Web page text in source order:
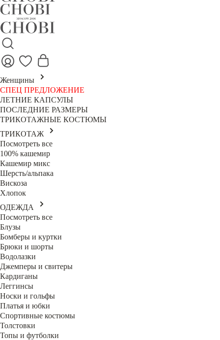
Женщины
СПЕЦ ПРЕДЛОЖЕНИЕ
ЛЕТНИЕ КАПСУЛЫ
ПОСЛЕДНИЕ РАЗМЕРЫ
ТРИКОТАЖНЫЕ КОСТЮМЫ
ТРИКОТАЖ
Посмотреть все
100% кашемир
Кашемир микс
Шерсть/альпака
Вискоза
Хлопок
ОДЕЖДА
Посмотреть все
Блузы
Бомберы и куртки
Брюки и шорты
Водолазки
Джемперы и свитеры
Кардиганы
Леггинсы
Носки и гольфы
Платья и юбки
Спортивные костюмы
Толстовки
Топы и футболки